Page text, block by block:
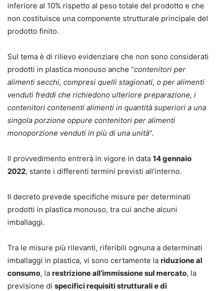
inferiore al 10% rispetto al peso totale del prodotto e che
non costituisce una componente strutturale principale del
prodotto finito.
Sul tema è di rilievo evidenziare che non sono considerati
prodotti in plastica monouso anche “contenitori per
alimenti secchi, compresi quelli stagionati, o per alimenti
venduti freddi che richiedono ulteriore preparazione, i
contenitori contenenti alimenti in quantità superiori a una
singola porzione oppure contenitori per alimenti
monoporzione venduti in più di una unità”.
Il provvedimento entrerà in vigore in data 14 gennaio
2022, stante i differenti termini previsti all’interno.
Il decreto prevede specifiche misure per determinati
prodotti in plastica monouso, tra cui anche alcuni
imballaggi.
Tra le misure più rilevanti, riferibili ognuna a determinati
imballaggi in plastica, vi sono certamente la riduzione al
consumo, la restrizione all’immissione sul mercato, la
previsione di specifici requisiti strutturali e di